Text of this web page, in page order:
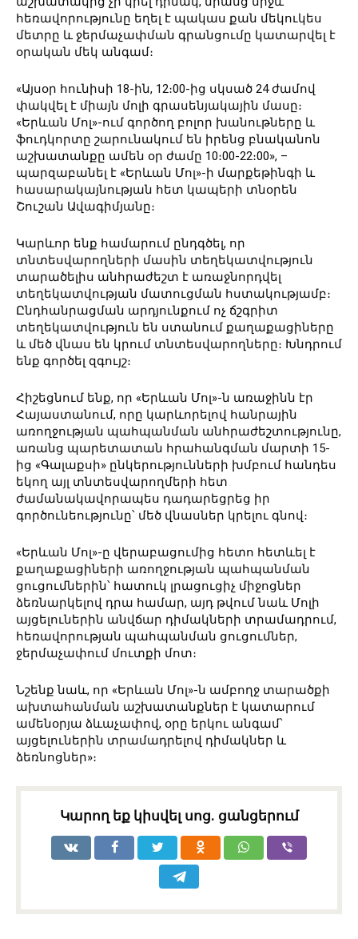
հեռավորությունը եղել է պակաս քան մեկուկես
մետրը և ջերմաչափման գրանցումը կատարվել է
օրական մեկ անգամ։
«Այսօր հունիսի 18-ին, 12։00-ից սկսած 24 ժամով
փակվել է միայն մոլի գրասենյակային մասը։
«Երևան Մոլ»-ում գործող բոլոր խանութները և
ֆուդկորտը շարունակում են իրենց բնականոն
աշխատանքը ամեն օր ժամը 10։00-22։00», –
պարզաբանել է «Երևան Մոլ»-ի մարքեթինգի և
հասարակայնության հետ կապերի տնօրեն
Շուշան Ավագիմյանը։
Կարևոր ենք համարում ընդգծել, որ
տնտեսվարողների մասին տեղեկատվություն
տարածելիս անհրաժեշտ է առաջնորդվել
տեղեկատվության մատուցման հստակությամբ։
Ընդհանրացման արդյունքում ոչ ճշգրիտ
տեղեկատվություն են ստանում քաղաքացիները
և մեծ վնաս են կրում տնտեսվարողները։ Խնդրում
ենք գործել զգույշ։
Հիշեցնում ենք, որ «Երևան Մոլ»-ն առաջինն էր
Հայաստանում, որը կարևորելով հանրային
առողջության պահպանման անհրաժեշտությունը,
առանց պարետատան հրահանգման մարտի 15-
ից «Գալաքսի» ընկերությունների խմբում հանդես
եկող այլ տնտեսվարողմերի հետ
ժամանակավորապես դադարեցրեց իր
գործունեությունը՝ մեծ վնասներ կրելու գնով։
«Երևան Մոլ»-ը վերաբացումից հետո հետևել է
քաղաքացիների առողջության պահպանման
ցուցումներին՝ հատուկ լրացուցիչ միջոցներ
ձեռնարկելով դրա համար, այդ թվում նաև Մոլի
այցելուներին անվճար դիմակների տրամադրում,
հեռավորության պահպանման ցուցումներ,
ջերմաչափում մուտքի մոտ։
Նշենք նաև, որ «Երևան Մոլ»-ն ամբողջ տարածքի
ախտահանման աշխատանքներ է կատարում
ամենօրյա ձևաչափով, օրը երկու անգամ՝
այցելուներին տրամադրելով դիմակներ և
ձեռնոցներ»։
Կարող եք կիսվել սոց․ ցանցերում